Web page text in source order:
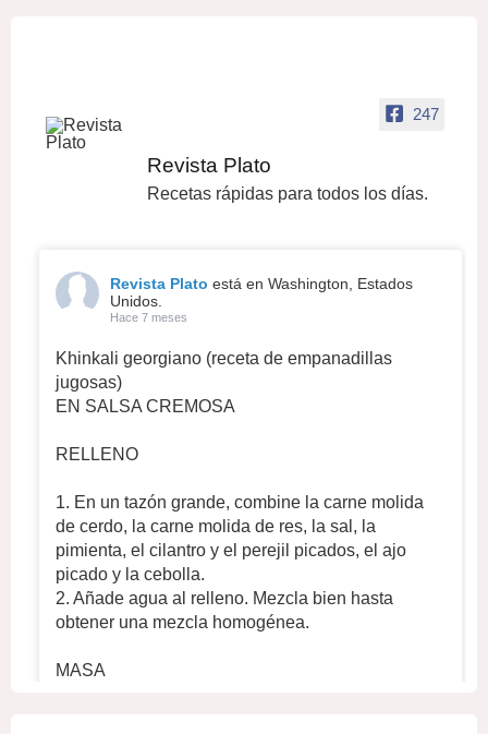
247
Revista Plato
Recetas rápidas para todos los días.
Revista Plato está en Washington, Estados
Unidos.
Hace 7 meses
Khinkali georgiano (receta de empanadillas
jugosas)
EN SALSA CREMOSA
RELLENO
1. En un tazón grande, combine la carne molida
de cerdo, la carne molida de res, la sal, la
pimienta, el cilantro y el perejil picados, el ajo
picado y la cebolla.
2. Añade agua al relleno. Mezcla bien hasta
obtener una mezcla homogénea.
MASA